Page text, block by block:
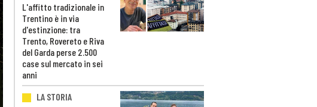
L'affitto tradizionale in
Trentino è in via
d'estinzione: tra
Trento, Rovereto e Riva
del Garda perse 2.500
case sul mercato in sei
anni
LA STORIA